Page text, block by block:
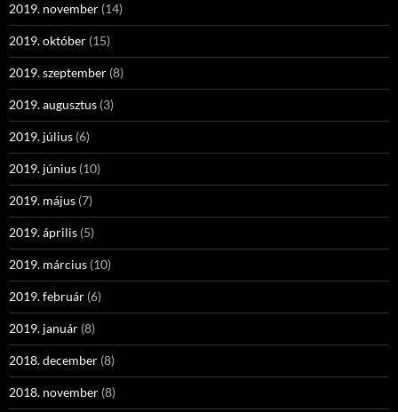
2019. november (14)
2019. október (15)
2019. szeptember (8)
2019. augusztus (3)
2019. július (6)
2019. június (10)
2019. május (7)
2019. április (5)
2019. március (10)
2019. február (6)
2019. január (8)
2018. december (8)
2018. november (8)